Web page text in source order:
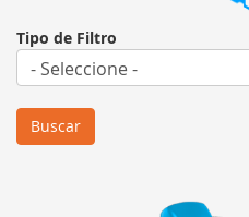
Tipo de Filtro
Buscar